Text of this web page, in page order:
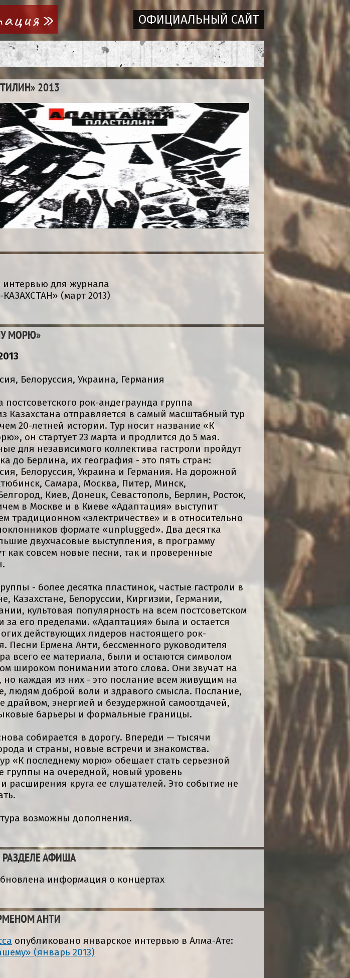
ОФИЦИАЛЬНЫЙ САЙТ
2013
для журнала
(март 2013)
МОРЮ»
Белоруссия, Украина, Германия
рок-андеграунда группа
Казахстана отправляется в самый масштабный тур
20-летней истории. Тур носит название «К
он стартует 23 марта и продлится до 5 мая.
для независимого коллектива гастроли пройдут
до Берлина, их география - это пять стран:
Белоруссия, Украина и Германия. На дорожной
Самара, Москва, Питер, Минск,
Киев, Донецк, Севастополь, Берлин, Росток,
в Москве и в Киеве «Адаптация» выступит
традиционном «электричестве» и в относительно
формате «unplugged». Два десятка
двухчасовые выступления, в программу
как совсем новые песни, так и проверенные
- более десятка пластинок, частые гастроли в
Казахстане, Белоруссии, Киргизии, Германии,
культовая популярность на всем постсоветском
за его пределами. «Адаптация» была и остается
действующих лидеров настоящего рок-
Песни Ермена Анти, бессменного руководителя
всего ее материала, были и остаются символом
широком понимании этого слова. Они звучат на
но каждая из них - это послание всем живущим на
людям доброй воли и здравого смысла. Послание,
драйвом, энергией и безудержной самоотдачей,
барьеры и формальные границы.
собирается в дорогу. Впереди — тысячи
и страны, новые встречи и знакомства.
«К последнему морю» обещает стать серьезной
группы на очередной, новый уровень
расширения круга ее слушателей. Это событие не
возможны дополнения.
АФИША
информация о концертах
АНТИ
опубликовано январское интервью в Алма-Ате:
(январь 2013)